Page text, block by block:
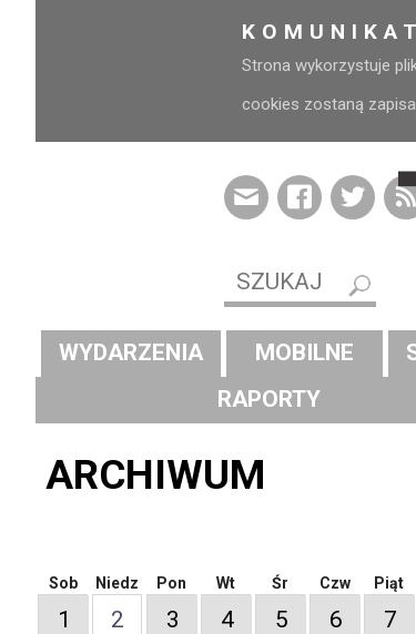
Strona wykorzystuje
cookies zostaną
WYDARZENIA MOBILNE
RAPORTY
ARCHIWUM
Sob
1
Niedz
2
Pon
3
Wt
4
Śr
5
Czw
6
Piąt
7